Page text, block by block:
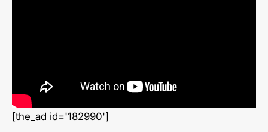
[the_ad id='182990']